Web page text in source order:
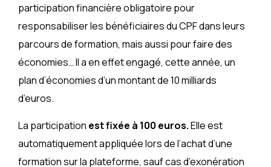
participation financière obligatoire pour
responsabiliser les bénéficiaires du CPF dans leurs
parcours de formation, mais aussi pour faire des
économies… Il a en effet engagé, cette année, un
plan d’économies d’un montant de 10 milliards
d’euros.
La participation est fixée à 100 euros.Elle est
automatiquement appliquée lors de l’achat d’une
formation sur la plateforme, sauf cas d’exonération